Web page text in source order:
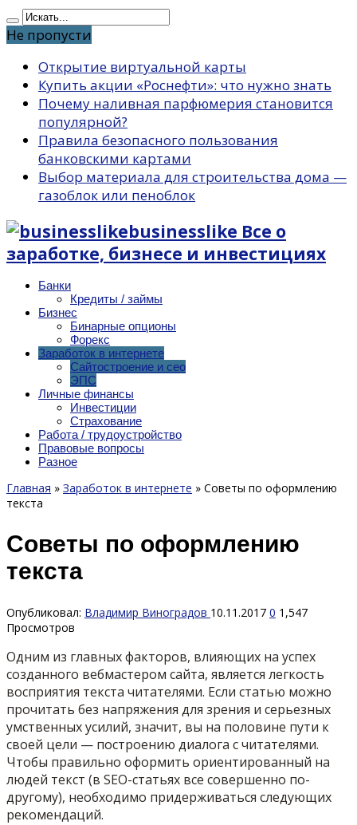
Не пропусти
Открытие виртуальной карты
Купить акции «Роснефти»: что нужно знать
Почему наливная парфюмерия становится
популярной?
Правила безопасного пользования
банковскими картами
Выбор материала для строительства дома —
газоблок или пеноблок
businesslike Все о
заработке, бизнесе и инвестициях
Банки
Кредиты / займы
Бизнес
Бинарные опционы
Форекс
Заработок в интернете
Сайтостроение и сео
ЭПС
Личные финансы
Инвестиции
Страхование
Работа / трудоустройство
Правовые вопросы
Разное
Главная » Заработок в интернете » Советы по оформлению
текста
Советы по оформлению
текста
Опубликовал: Владимир Виноградов 10.11.2017 0 1,547
Просмотров
Одним из главных факторов, влияющих на успех
созданного вебмастером сайта, является легкость
восприятия текста читателями. Если статью можно
прочитать без напряжения для зрения и серьезных
умственных усилий, значит, вы на половине пути к
своей цели — построению диалога с читателями.
Чтобы правильно оформить ориентированный на
людей текст (в SEO-статьях все совершенно по-
другому), необходимо придерживаться следующих
рекомендаций.